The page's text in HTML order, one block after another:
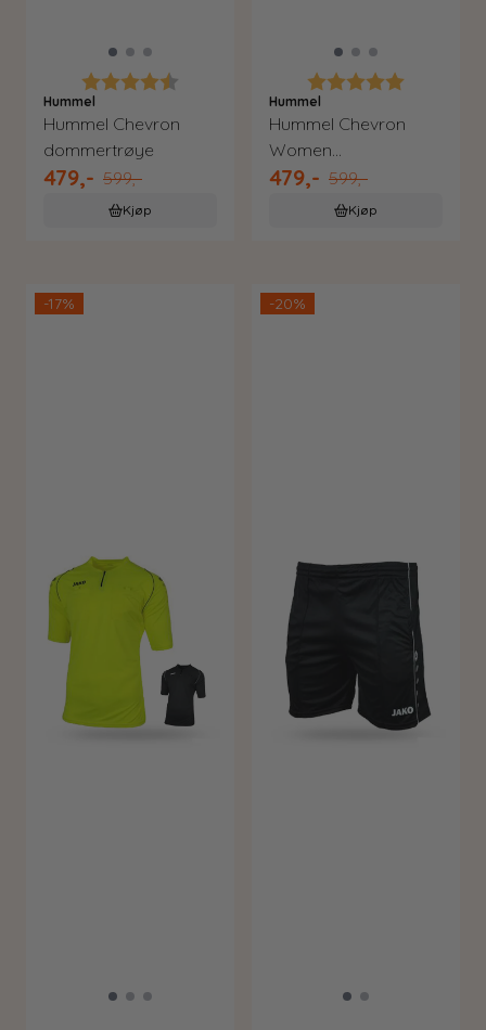
Karakter:
Hummel
Hummel Chevron
dommertrøye
479,- 599,-
Kjøp
Karakter:
Hummel
Hummel Chevron
Women
dommertrøye
479,- 599,-
Kjøp
-17% -20%